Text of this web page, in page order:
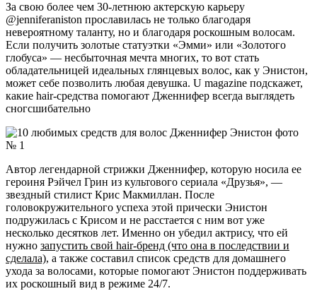
За свою более чем 30-летнюю актерскую карьеру
@jenniferaniston прославилась не только благодаря
невероятному таланту, но и благодаря роскошным волосам.
Если получить золотые статуэтки «Эмми» или «Золотого
глобуса» — несбыточная мечта многих, то вот стать
обладательницей идеальных глянцевых волос, как у Энистон,
может себе позволить любая девушка. U magazine подскажет,
какие hair-средства помогают Дженнифер всегда выглядеть
сногсшибательно
Автор легендарной стрижки Дженнифер, которую носила ее
героиня Рэйчел Грин из культового сериала «Друзья», —
звездный стилист Крис Макмиллан. После
головокружительного успеха этой прически Энистон
подружилась с Крисом и не расстается с ним вот уже
несколько десятков лет. Именно он убедил актрису, что ей
нужно запустить свой hair-бренд (что она в последствии и
сделала), а также составил список средств для домашнего
ухода за волосами, которые помогают Энистон поддерживать
их роскошный вид в режиме 24/7.